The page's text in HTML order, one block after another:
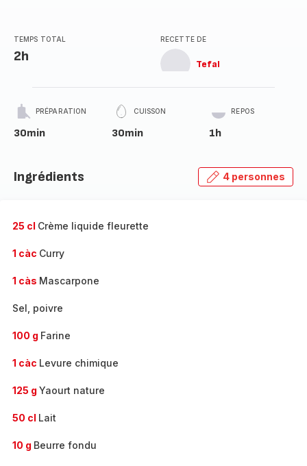
TEMPS TOTAL
2h
RECETTE DE
Tefal
PRÉPARATION
30min
CUISSON
30min
REPOS
1h
Ingrédients 4 personnes
25 cl Crème liquide fleurette
1 càc Curry
1 càs Mascarpone
Sel, poivre
100 g Farine
1 càc Levure chimique
125 g Yaourt nature
50 cl Lait
10 g Beurre fondu